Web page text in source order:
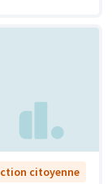
citoyenne